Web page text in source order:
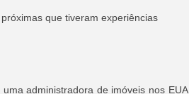
que tiveram experiências
administradora de imóveis nos EUA